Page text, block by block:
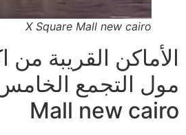
X Square Mall new cairo
الأماكن القريبة
Mall new cairo